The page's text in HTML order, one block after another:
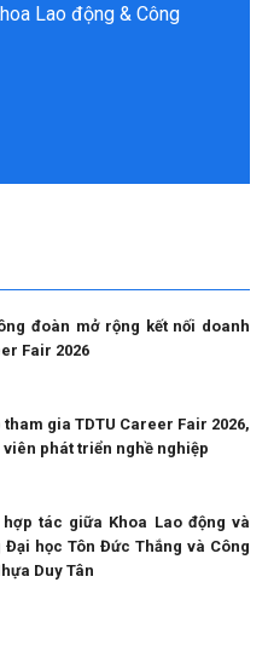
Lao động & Công
đoàn mở rộng kết nối doanh
Fair 2026
gia TDTU Career Fair 2026,
phát triển nghề nghiệp
tác giữa Khoa Lao động và
học Tôn Đức Thắng và Công
Duy Tân